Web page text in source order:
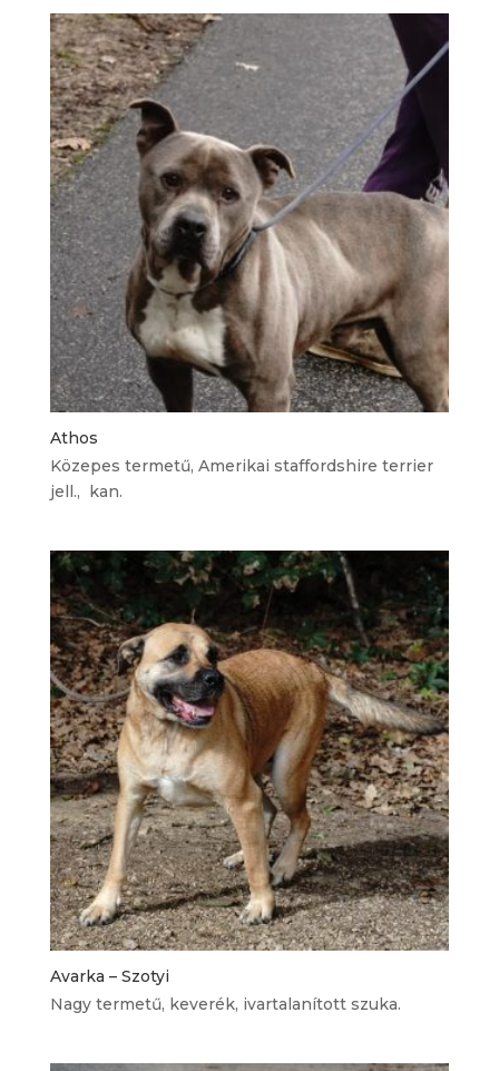
Athos
Közepes termetű, Amerikai staffordshire terrier
jell., kan.
Avarka – Szotyi
Nagy termetű, keverék, ivartalanított szuka.